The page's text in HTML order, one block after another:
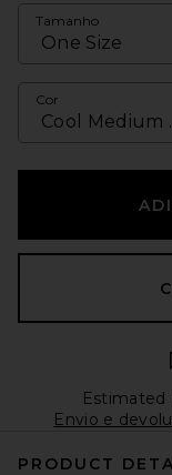
Tamanho
Cor
Estimated
Envio e
PRODUCT